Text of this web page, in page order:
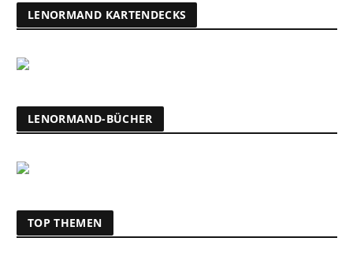
LENORMAND KARTENDECKS
LENORMAND-BÜCHER
TOP THEMEN